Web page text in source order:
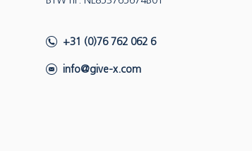
+31 (0)76 762 062 6
info@give-x.com